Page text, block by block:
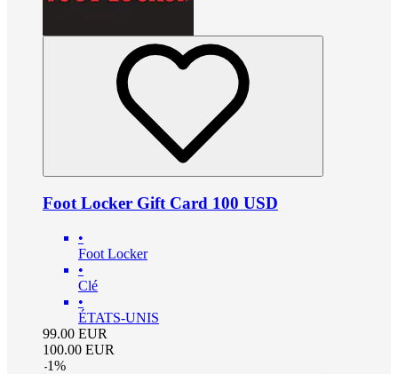
Foot Locker Gift Card 100 USD
•
Foot Locker
•
Clé
•
ÉTATS-UNIS
99.00 EUR
100.00 EUR
-1%